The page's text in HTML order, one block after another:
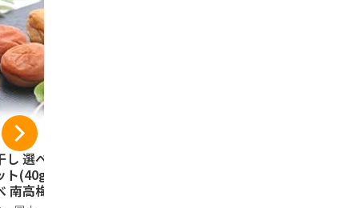
し 選べるお試し
ト(40g×4) 食べ
南高梅 減塩 一